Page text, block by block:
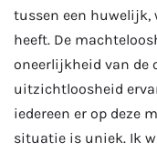
tussen een
heeft. De
oneerlijkheid van de
uitzichtloosheid
iedereen er op deze
situatie is uniek. Ik